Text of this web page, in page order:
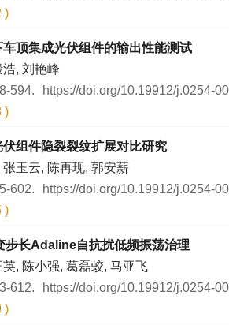
)
顶集成光伏组件的输出性能测试
, 刘艳峰
594.
https://doi.org/10.19912/j.0254-
)
组件隐裂裂纹扩展对比研究
玉云, 陈再现, 郭安薪
602.
https://doi.org/10.19912/j.0254-
)
步长Adaline自抗扰低频振荡治理
, 陈小强, 葛磊蛟, 马亚飞
612.
https://doi.org/10.19912/j.0254-
)